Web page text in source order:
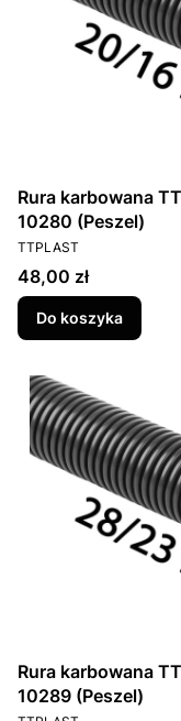
Rura karbowana
10280 (Peszel)
PRODUCENT
TTPLAST
Cena
48,00 zł
Do koszyka
Rura karbowana
10289 (Peszel)
PRODUCENT